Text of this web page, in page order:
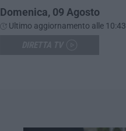
Domenica, 09 Agosto
Ultimo aggiornamento alle 10:43